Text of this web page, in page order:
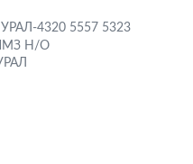
4320 5557 5323
Н/О